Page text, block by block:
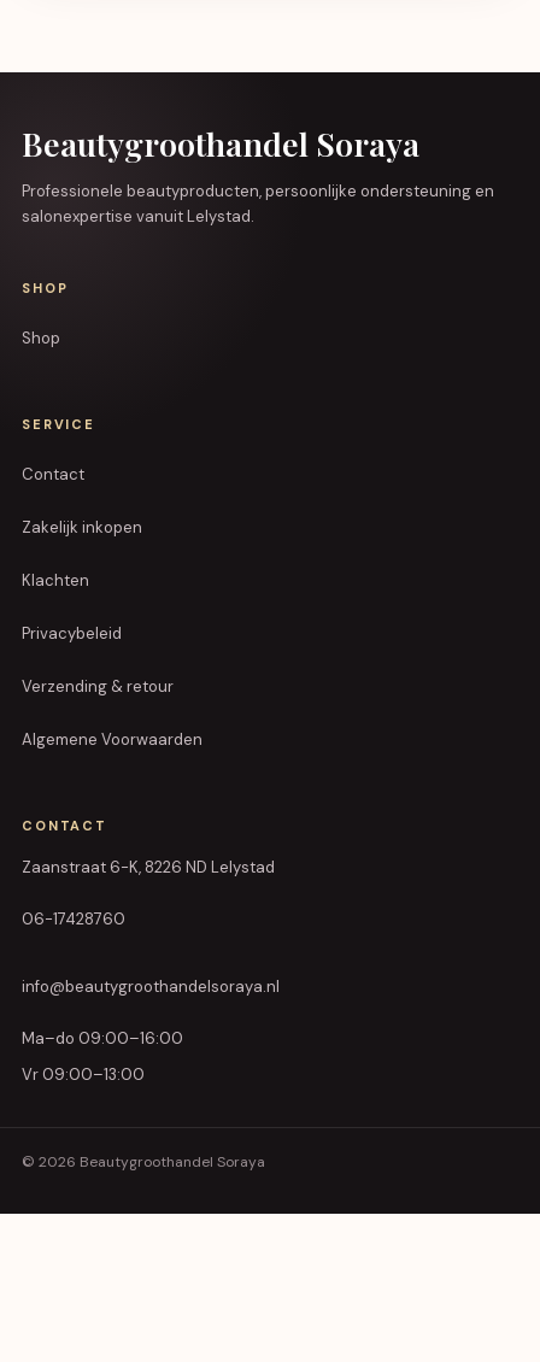
Beautygroothandel Soraya
Professionele beautyproducten, persoonlijke ondersteuning en
salonexpertise vanuit Lelystad.
SHOP
Shop
SERVICE
Contact
Zakelijk inkopen
Klachten
Privacybeleid
Verzending & retour
Algemene Voorwaarden
CONTACT
Zaanstraat 6-K, 8226 ND Lelystad
06-17428760
info@beautygroothandelsoraya.nl
Ma–do 09:00–16:00
Vr 09:00–13:00
© 2026 Beautygroothandel Soraya